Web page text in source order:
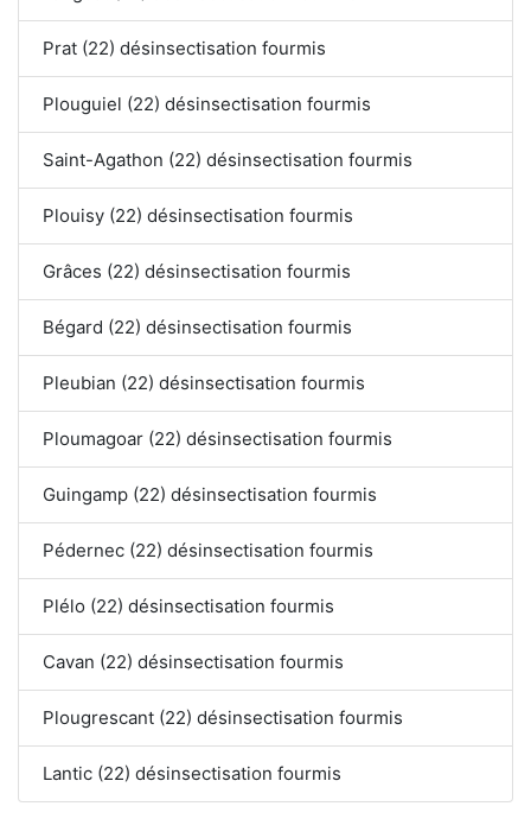
Prat (22) désinsectisation fourmis
Plouguiel (22) désinsectisation fourmis
Saint-Agathon (22) désinsectisation fourmis
Plouisy (22) désinsectisation fourmis
Grâces (22) désinsectisation fourmis
Bégard (22) désinsectisation fourmis
Pleubian (22) désinsectisation fourmis
Ploumagoar (22) désinsectisation fourmis
Guingamp (22) désinsectisation fourmis
Pédernec (22) désinsectisation fourmis
Plélo (22) désinsectisation fourmis
Cavan (22) désinsectisation fourmis
Plougrescant (22) désinsectisation fourmis
Lantic (22) désinsectisation fourmis